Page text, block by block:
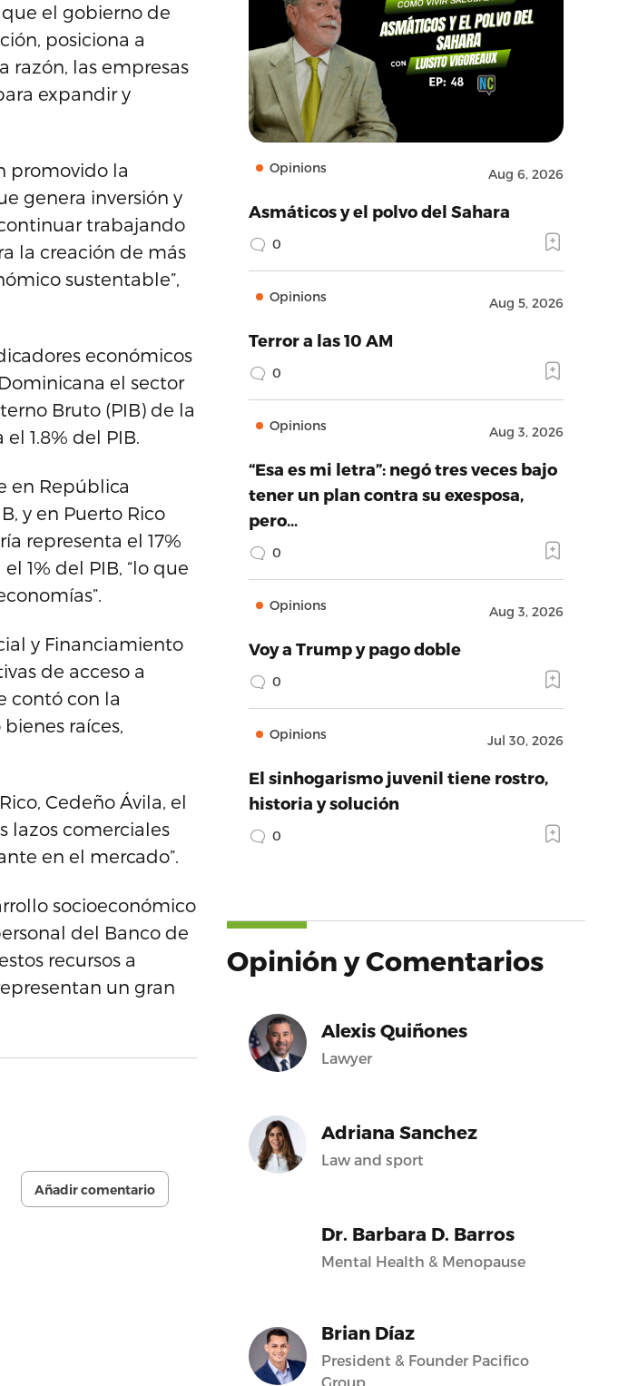
el gobierno de
posiciona a
razón, las empresas
expandir y
promovido la
genera inversión y
trabajando
la creación de más
sustentable”,
económicos
el sector
Bruto (PIB) de la
1.8% del PIB.
en República
y en Puerto Rico
representa el 17%
1% del PIB, “lo que
y Financiamiento
de acceso a
contó con la
raíces,
Cedeño Ávila, el
lazos comerciales
en el mercado”.
socioeconómico
del Banco de
recursos a
un gran
Añadir comentario
Opinions Aug 6, 2026
Asmáticos y el polvo del Sahara
0
Opinions Aug 5, 2026
Terror a las 10 AM
0
Opinions Aug 3, 2026
“Esa es mi letra”: negó tres veces bajo
tener un plan contra su exesposa,
pero…
0
Opinions Aug 3, 2026
Voy a Trump y pago doble
0
Opinions Jul 30, 2026
El sinhogarismo juvenil tiene rostro,
historia y solución
0
Opinión y Comentarios
Alexis Quiñones
Lawyer
Adriana Sanchez
Law and sport
Dr. Barbara D. Barros
Mental Health & Menopause
Brian Díaz
President & Founder Pacifico
Group